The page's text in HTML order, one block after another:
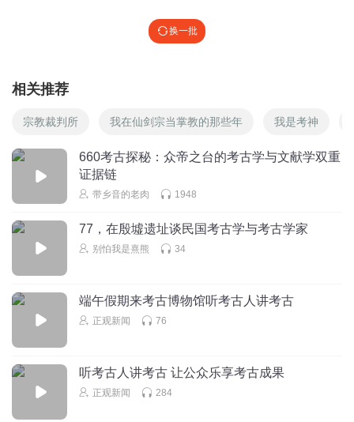
换一批
相关推荐
宗教裁判所 我在仙剑宗当掌教的那些年 我是考神
660考古探秘：众帝之台的考古学与文献学双重
证据链
带乡音的老肉 1948
77，在殷墟遗址谈民国考古学与考古学家
别怕我是熹熊 34
端午假期来考古博物馆听考古人讲考古
正观新闻 76
听考古人讲考古 让公众乐享考古成果
正观新闻 284